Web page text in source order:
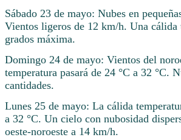
Sábado 23 de mayo: Nubes en
Vientos ligeros de 12 km/h. Una cálida
grados máxima.
Domingo 24 de mayo: Vientos del
temperatura pasará de 24 °C a 32 °C.
cantidades.
Lunes 25 de mayo: La cálida
a 32 °C. Un cielo con nubosidad
oeste-noroeste a 14 km/h.